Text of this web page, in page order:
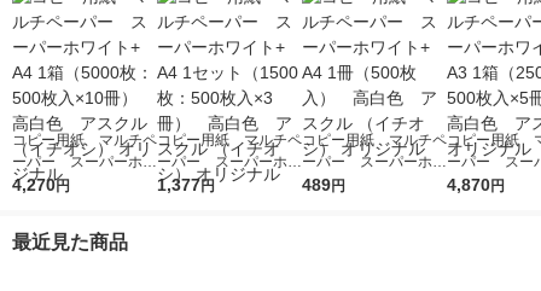
コピー用紙 マルチペ
ーパー スーパーホワ
イト+ A4 1箱（5000
（イチオシ） オリジ
4,270円
コピー用紙 マルチペ
ーパー スーパーホワ
イト+ A4 1セット
1,377円
コピー用紙 マルチペ
ーパー スーパーホワ
イト+ A4 1冊（500
489円
コピー用紙
ーパー スー
イト+ A3 1
4,870円
最近見た商品